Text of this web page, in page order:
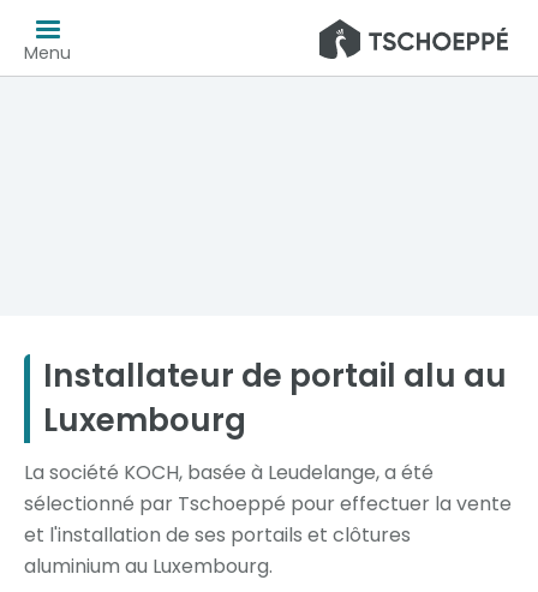
Menu
Installateur de portail alu au
Luxembourg
La société KOCH, basée à Leudelange, a été
sélectionné par Tschoeppé pour effectuer la vente
et l'installation de ses portails et clôtures
aluminium au Luxembourg.